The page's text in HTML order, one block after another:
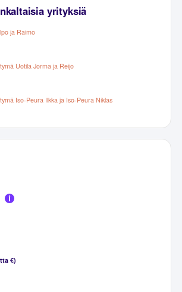
yrityksiä
ja Raimo
Uotila Jorma ja Reijo
Iso-Peura Ilkka ja Iso-Peura Niklas
€)